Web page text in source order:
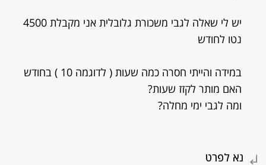
יש לי שאלה לגבי משכורת גלובלית אני מקבלת 4500
נטו לחודש
במידה והייתי חסרה כמה שעות ( לדוגמה 10 ) בחודש
האם מותר לקזז שעות?
ומה לגבי ימי מחלה?
נא לפרט